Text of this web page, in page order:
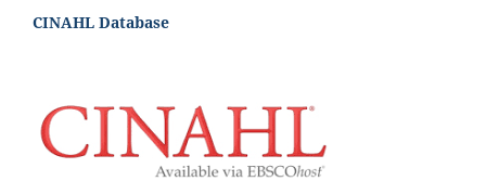
CINAHL Database